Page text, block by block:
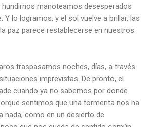
manoteamos desesperados
Y lo logramos, y el sol vuelve a brillar, las
paz parece restablecerse en nuestros
traspasamos noches, días, a través
imprevistas. De pronto, el
cuando ya no sabemos por donde
sentimos que una tormenta nos ha
nada, como en un desierto de